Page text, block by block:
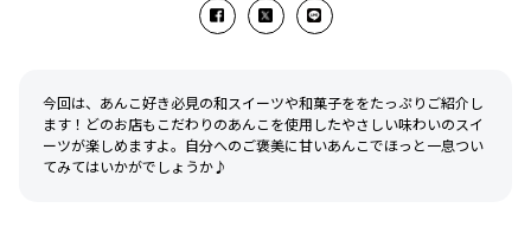
今回は、あんこ好き必見の和スイーツや和菓子ををたっぷりご紹介し
ます！どのお店もこだわりのあんこを使用したやさしい味わいのスイ
ーツが楽しめますよ。自分へのご褒美に甘いあんこでほっと一息つい
てみてはいかがでしょうか♪